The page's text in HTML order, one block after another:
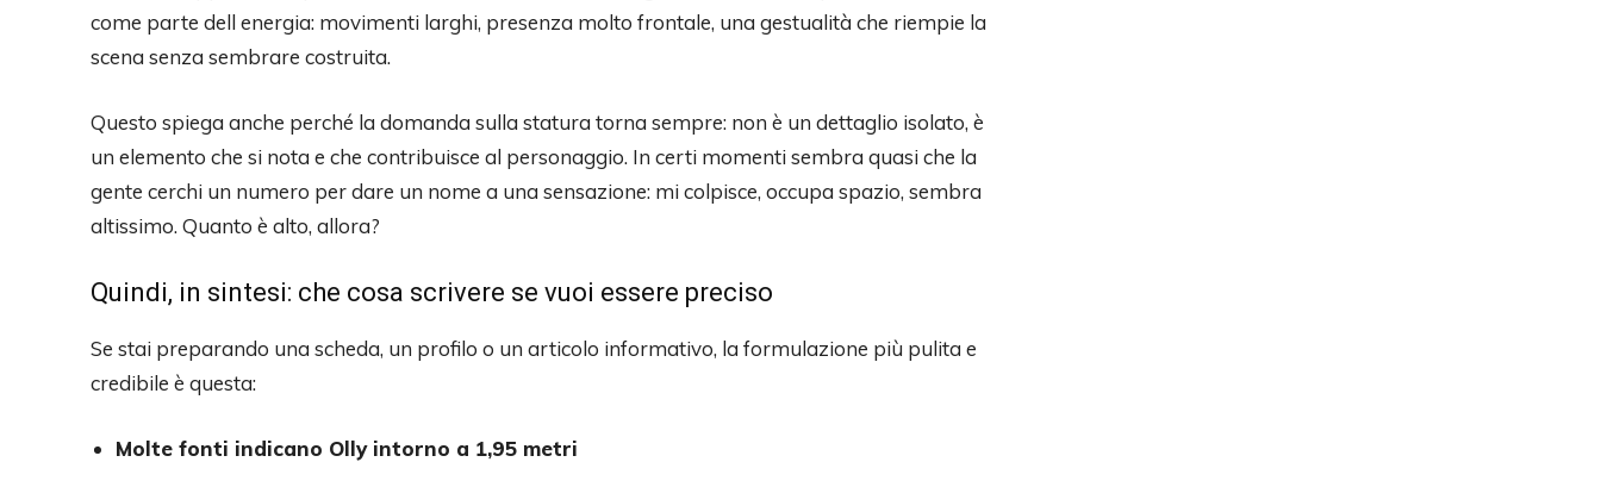
come parte dell energia: movimenti larghi, presenza molto frontale, una gestualità che riempie la
scena senza sembrare costruita.
Questo spiega anche perché la domanda sulla statura torna sempre: non è un dettaglio isolato, è
un elemento che si nota e che contribuisce al personaggio. In certi momenti sembra quasi che la
gente cerchi un numero per dare un nome a una sensazione: mi colpisce, occupa spazio, sembra
altissimo. Quanto è alto, allora?
Quindi, in sintesi: che cosa scrivere se vuoi essere preciso
Se stai preparando una scheda, un profilo o un articolo informativo, la formulazione più pulita e
credibile è questa:
Molte fonti indicano Olly intorno a 1,95 metri